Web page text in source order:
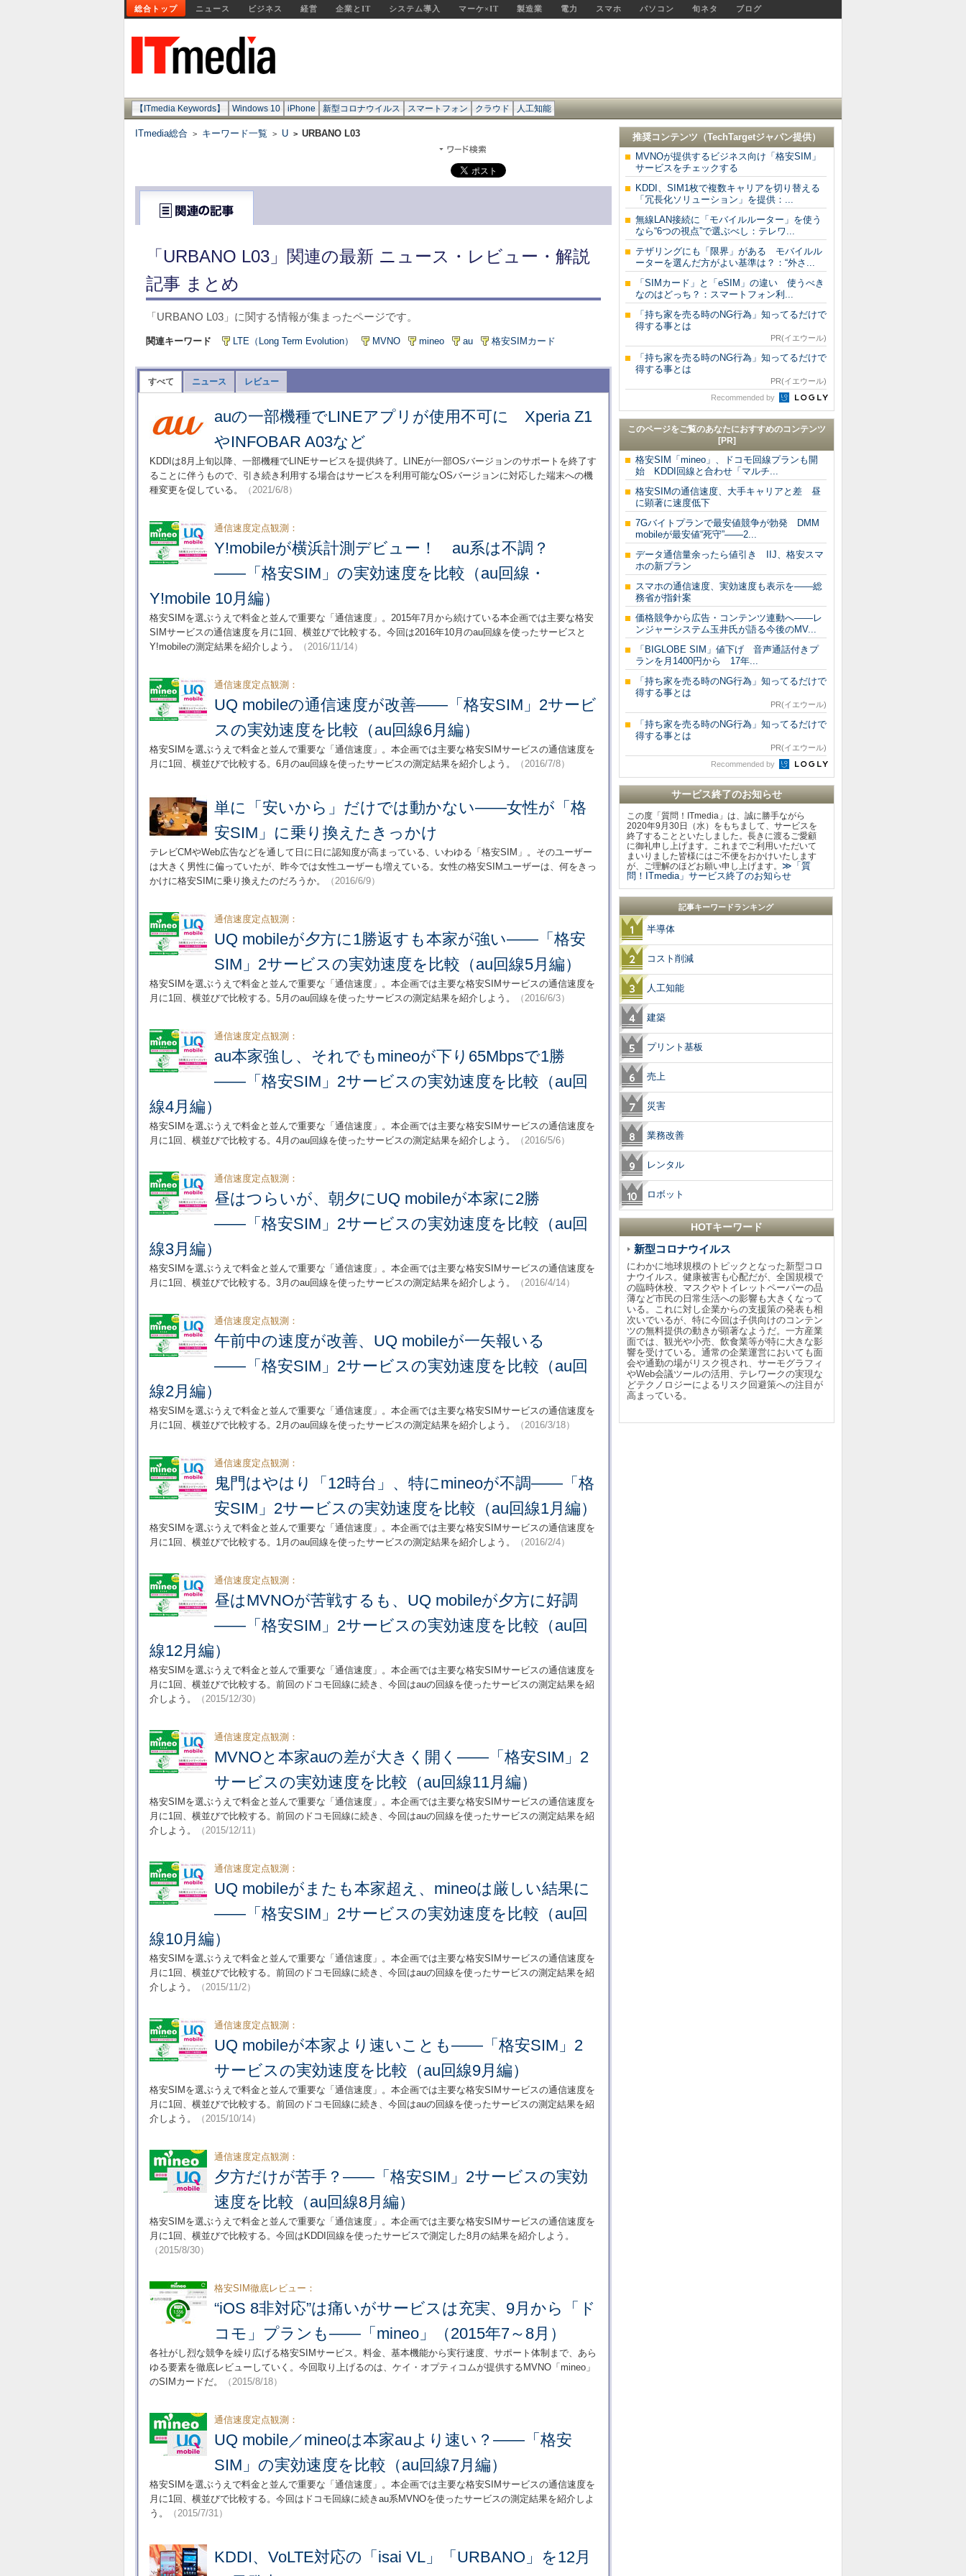
総合トップ ニュース ビジネス 経営 企業とIT システム導入 マーケ×IT 製造業 電力 スマホ パソコン 旬ネタ ブログ
【ITmedia Keywords】 Windows 10 iPhone 新型コロナウイルス スマートフォン クラウド 人工知能
ITmedia総合 > キーワード一覧 > U > URBANO L03
「URBANO L03」関連の最新 ニュース・レビュー・解説
記事 まとめ
「URBANO L03」に関する情報が集まったページです。
関連キーワード LTE（Long Term Evolution） MVNO mineo au 格安SIMカード
すべて ニュース レビュー
auの一部機種でLINEアプリが使用不可に Xperia Z1
やINFOBAR A03など
KDDIは8月上旬以降、一部機種でLINEサービスを提供終了。LINEが一部OSバージョンのサポートを終了す
ることに伴うもので、引き続き利用する場合はサービスを利用可能なOSバージョンに対応した端末への機
種変更を促している。
（2021/6/8）
通信速度定点観測：
Y!mobileが横浜計測デビュー！ au系は不調？
――「格安SIM」の実効速度を比較（au回線・
Y!mobile 10月編）
格安SIMを選ぶうえで料金と並んで重要な「通信速度」。2015年7月から続けている本企画では主要な格安
SIMサービスの通信速度を月に1回、横並びで比較する。今回は2016年10月のau回線を使ったサービスと
Y!mobileの測定結果を紹介しよう。
（2016/11/14）
通信速度定点観測：
UQ mobileの通信速度が改善――「格安SIM」2サービ
スの実効速度を比較（au回線6月編）
格安SIMを選ぶうえで料金と並んで重要な「通信速度」。本企画では主要な格安SIMサービスの通信速度を
月に1回、横並びで比較する。6月のau回線を使ったサービスの測定結果を紹介しよう。
（2016/7/8）
単に「安いから」だけでは動かない――女性が「格
安SIM」に乗り換えたきっかけ
テレビCMやWeb広告などを通して日に日に認知度が高まっている、いわゆる「格安SIM」。そのユーザー
は大きく男性に偏っていたが、昨今では女性ユーザーも増えている。女性の格安SIMユーザーは、何をきっ
かけに格安SIMに乗り換えたのだろうか。
（2016/6/9）
通信速度定点観測：
UQ mobileが夕方に1勝返すも本家が強い――「格安
SIM」2サービスの実効速度を比較（au回線5月編）
格安SIMを選ぶうえで料金と並んで重要な「通信速度」。本企画では主要な格安SIMサービスの通信速度を
月に1回、横並びで比較する。5月のau回線を使ったサービスの測定結果を紹介しよう。
（2016/6/3）
通信速度定点観測：
au本家強し、それでもmineoが下り65Mbpsで1勝
――「格安SIM」2サービスの実効速度を比較（au回
線4月編）
格安SIMを選ぶうえで料金と並んで重要な「通信速度」。本企画では主要な格安SIMサービスの通信速度を
月に1回、横並びで比較する。4月のau回線を使ったサービスの測定結果を紹介しよう。
（2016/5/6）
通信速度定点観測：
昼はつらいが、朝夕にUQ mobileが本家に2勝
――「格安SIM」2サービスの実効速度を比較（au回
線3月編）
格安SIMを選ぶうえで料金と並んで重要な「通信速度」。本企画では主要な格安SIMサービスの通信速度を
月に1回、横並びで比較する。3月のau回線を使ったサービスの測定結果を紹介しよう。
（2016/4/14）
通信速度定点観測：
午前中の速度が改善、UQ mobileが一矢報いる
――「格安SIM」2サービスの実効速度を比較（au回
線2月編）
格安SIMを選ぶうえで料金と並んで重要な「通信速度」。本企画では主要な格安SIMサービスの通信速度を
月に1回、横並びで比較する。2月のau回線を使ったサービスの測定結果を紹介しよう。
（2016/3/18）
通信速度定点観測：
鬼門はやはり「12時台」、特にmineoが不調――「格
安SIM」2サービスの実効速度を比較（au回線1月編）
格安SIMを選ぶうえで料金と並んで重要な「通信速度」。本企画では主要な格安SIMサービスの通信速度を
月に1回、横並びで比較する。1月のau回線を使ったサービスの測定結果を紹介しよう。
（2016/2/4）
通信速度定点観測：
昼はMVNOが苦戦するも、UQ mobileが夕方に好調
――「格安SIM」2サービスの実効速度を比較（au回
線12月編）
格安SIMを選ぶうえで料金と並んで重要な「通信速度」。本企画では主要な格安SIMサービスの通信速度を
月に1回、横並びで比較する。前回のドコモ回線に続き、今回はauの回線を使ったサービスの測定結果を紹
介しよう。
（2015/12/30）
通信速度定点観測：
MVNOと本家auの差が大きく開く――「格安SIM」2
サービスの実効速度を比較（au回線11月編）
格安SIMを選ぶうえで料金と並んで重要な「通信速度」。本企画では主要な格安SIMサービスの通信速度を
月に1回、横並びで比較する。前回のドコモ回線に続き、今回はauの回線を使ったサービスの測定結果を紹
介しよう。
（2015/12/11）
通信速度定点観測：
UQ mobileがまたも本家超え、mineoは厳しい結果に
――「格安SIM」2サービスの実効速度を比較（au回
線10月編）
格安SIMを選ぶうえで料金と並んで重要な「通信速度」。本企画では主要な格安SIMサービスの通信速度を
月に1回、横並びで比較する。前回のドコモ回線に続き、今回はauの回線を使ったサービスの測定結果を紹
介しよう。
（2015/11/2）
通信速度定点観測：
UQ mobileが本家より速いことも――「格安SIM」2
サービスの実効速度を比較（au回線9月編）
格安SIMを選ぶうえで料金と並んで重要な「通信速度」。本企画では主要な格安SIMサービスの通信速度を
月に1回、横並びで比較する。前回のドコモ回線に続き、今回はauの回線を使ったサービスの測定結果を紹
介しよう。
（2015/10/14）
通信速度定点観測：
夕方だけが苦手？――「格安SIM」2サービスの実効
速度を比較（au回線8月編）
格安SIMを選ぶうえで料金と並んで重要な「通信速度」。本企画では主要な格安SIMサービスの通信速度を
月に1回、横並びで比較する。今回はKDDI回線を使ったサービスで測定した8月の結果を紹介しよう。
（2015/8/30）
格安SIM徹底レビュー：
“iOS 8非対応”は痛いがサービスは充実、9月から「ド
コモ」プランも――「mineo」（2015年7～8月）
各社がし烈な競争を繰り広げる格安SIMサービス。料金、基本機能から実行速度、サポート体制まで、あら
ゆる要素を徹底レビューしていく。今回取り上げるのは、ケイ・オプティコムが提供するMVNO「mineo」
のSIMカードだ。
（2015/8/18）
通信速度定点観測：
UQ mobile／mineoは本家auより速い？――「格安
SIM」の実効速度を比較（au回線7月編）
格安SIMを選ぶうえで料金と並んで重要な「通信速度」。本企画では主要な格安SIMサービスの通信速度を
月に1回、横並びで比較する。今回はドコモ回線に続きau系MVNOを使ったサービスの測定結果を紹介しよ
う。
（2015/7/31）
KDDI、VoLTE対応の「isai VL」「URBANO」を12月
推奨コンテンツ（TechTargetジャパン提供）
MVNOが提供するビジネス向け「格安SIM」
サービスをチェックする
KDDI、SIM1枚で複数キャリアを切り替える
「冗長化ソリューション」を提供：...
無線LAN接続に「モバイルルーター」を使う
なら“6つの視点”で選ぶべし：テレワ...
テザリングにも「限界」がある モバイルル
ーターを選んだ方がよい基準は？：“外さ...
「SIMカード」と「eSIM」の違い 使うべき
なのはどっち？：スマートフォン利...
「持ち家を売る時のNG行為」知ってるだけで
得する事とは
PR(イエウール)
「持ち家を売る時のNG行為」知ってるだけで
得する事とは
PR(イエウール)
Recommended by
このページをご覧のあなたにおすすめのコンテンツ
[PR]
格安SIM「mineo」、ドコモ回線プランも開
始 KDDI回線と合わせ「マルチ...
格安SIMの通信速度、大手キャリアと差 昼
に顕著に速度低下
7Gバイトプランで最安値競争が勃発 DMM
mobileが最安値“死守”――2...
データ通信量余ったら値引き IIJ、格安スマ
ホの新プラン
スマホの通信速度、実効速度も表示を――総
務省が指針案
価格競争から広告・コンテンツ連動へ――レ
ンジャーシステム玉井氏が語る今後のMV...
「BIGLOBE SIM」値下げ 音声通話付きプ
ランを月1400円から 17年...
「持ち家を売る時のNG行為」知ってるだけで
得する事とは
PR(イエウール)
「持ち家を売る時のNG行為」知ってるだけで
得する事とは
PR(イエウール)
Recommended by
サービス終了のお知らせ
この度「質問！ITmedia」は、誠に勝手ながら
2020年9月30日（水）をもちまして、サービスを
終了することといたしました。長きに渡るご愛顧
に御礼申し上げます。これまでご利用いただいて
まいりました皆様にはご不便をおかけいたします
が、ご理解のほどお願い申し上げます。 ≫「質
問！ITmedia」サービス終了のお知らせ
記事キーワードランキング
半導体
コスト削減
人工知能
建築
プリント基板
売上
災害
業務改善
レンタル
ロボット
HOTキーワード
新型コロナウイルス
にわかに地球規模のトピックとなった新型コロ
ナウイルス。健康被害も心配だが、全国規模で
の臨時休校、マスクやトイレットペーパーの品
薄など市民の日常生活への影響も大きくなって
いる。これに対し企業からの支援策の発表も相
次いでいるが、特に今回は子供向けのコンテン
ツの無料提供の動きが顕著なようだ。一方産業
面では、観光や小売、飲食業等が特に大きな影
響を受けている。通常の企業運営においても面
会や通勤の場がリスク視され、サーモグラフィ
やWeb会議ツールの活用、テレワークの実現な
どテクノロジーによるリスク回避策への注目が
高まっている。